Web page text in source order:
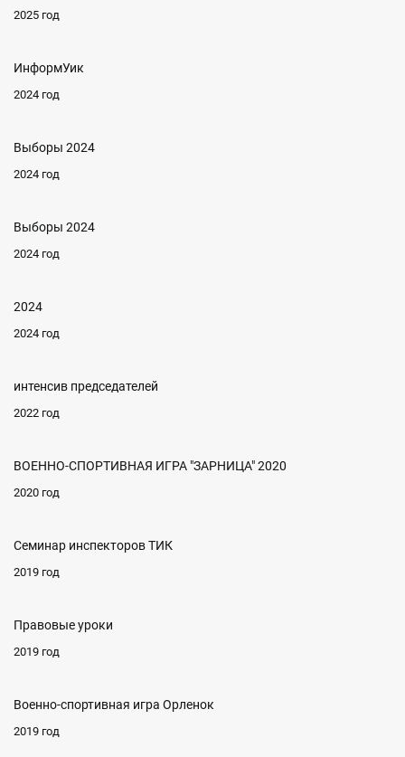
2025 год
ИнформУик
2024 год
Выборы 2024
2024 год
Выборы 2024
2024 год
2024
2024 год
интенсив председателей
2022 год
ВОЕННО-СПОРТИВНАЯ ИГРА "ЗАРНИЦА" 2020
2020 год
Семинар инспекторов ТИК
2019 год
Правовые уроки
2019 год
Военно-спортивная игра Орленок
2019 год